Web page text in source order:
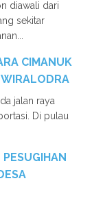
diawali dari
sekitar
CIMANUK
jalan raya
Di pulau